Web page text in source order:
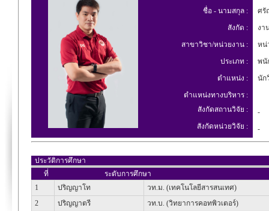
ชื่อ - นามสกุล :
ศรั
สังกัด :
งา
สาขาวิชา/หน่วยงาน :
หน่
ประเภท :
พนั
ตำแหน่ง :
นัก
ตำแหน่งทางบริหาร :
สังกัดสถานวิจัย :
-
สังกัดหน่วยวิจัย :
-
ประวัติการศึกษา
ที่
ระดับการศึกษา
1
ปริญญาโท
วท.ม. (เทคโนโลยีสารสนเทศ)
2
ปริญญาตรี วท.บ. (วิทยาการคอทพิวเตอร์)